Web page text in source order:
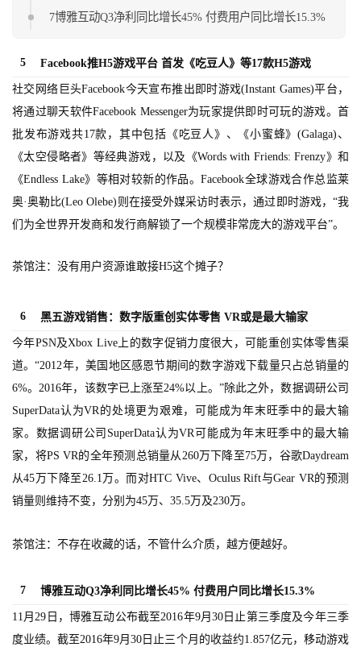
闲
戏
2
0
2
5
第
十
届
茶
7
月
3
0
游
对
接
7博雅互动Q3净利同比增长45% 付费用户同比增长15.3%
5 Facebook推H5游戏平台 首发《吃豆人》等17款H5游戏
社交网络巨头Facebook今天宣布推出即时游戏(Instant Games)平台，
将通过聊天软件Facebook Messenger为玩家提供即时可玩的游戏。首
批发布游戏共17款，其中包括《吃豆人》、《小蜜蜂》(Galaga)、
《太空侵略者》等经典游戏，以及《Words with Friends: Frenzy》和
《Endless Lake》等相对较新的作品。Facebook全球游戏合作总监莱
奥·奥勒比(Leo Olebe)则在接受外媒采访时表示，通过即时游戏，“我
们为全世界开发商和发行商解锁了一个规模非常庞大的游戏平台”。
茶馆注：没有用户资源谁敢接H5这个摊子？
6 黑五游戏销售：数字版重创实体零售 VR或是最大输家
今年PSN及Xbox Live上的数字促销力度很大，可能重创实体零售渠
道。“2012年，美国地区感恩节期间的数字游戏下载量只占总销量的
6%。2016年，该数字已上涨至24%以上。”除此之外，数据调研公司
SuperData认为VR的处境更为艰难，可能成为年末旺季中的最大输
家。数据调研公司SuperData认为VR可能成为年末旺季中的最大输
家，将PS VR的全年预测总销量从260万下降至75万，谷歌Daydream
从45万下降至26.1万。而对HTC Vive、Oculus Rift与Gear VR的预测
销量则维持不变，分别为45万、35.5万及230万。
茶馆注：不存在收藏的话，不管什么介质，越方便越好。
7 博雅互动Q3净利同比增长45% 付费用户同比增长15.3%
11月29日，博雅互动公布截至2016年9月30日止第三季度及今年三季
度业绩。截至2016年9月30日止三个月的收益约1.857亿元，移动游戏